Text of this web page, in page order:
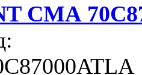
СМА